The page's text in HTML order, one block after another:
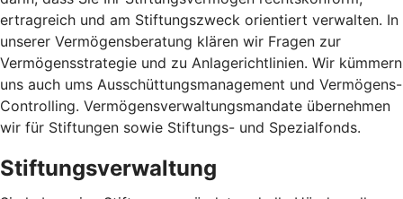
ertragreich und am Stiftungszweck orientiert verwalten. In
unserer Vermögensberatung klären wir Fragen zur
Vermögensstrategie und zu Anlagerichtlinien. Wir kümmern
uns auch ums Ausschüttungsmanagement und Vermögens-
Controlling. Vermögensverwaltungsmandate übernehmen
wir für Stiftungen sowie Stiftungs- und Spezialfonds.
Stiftungsverwaltung